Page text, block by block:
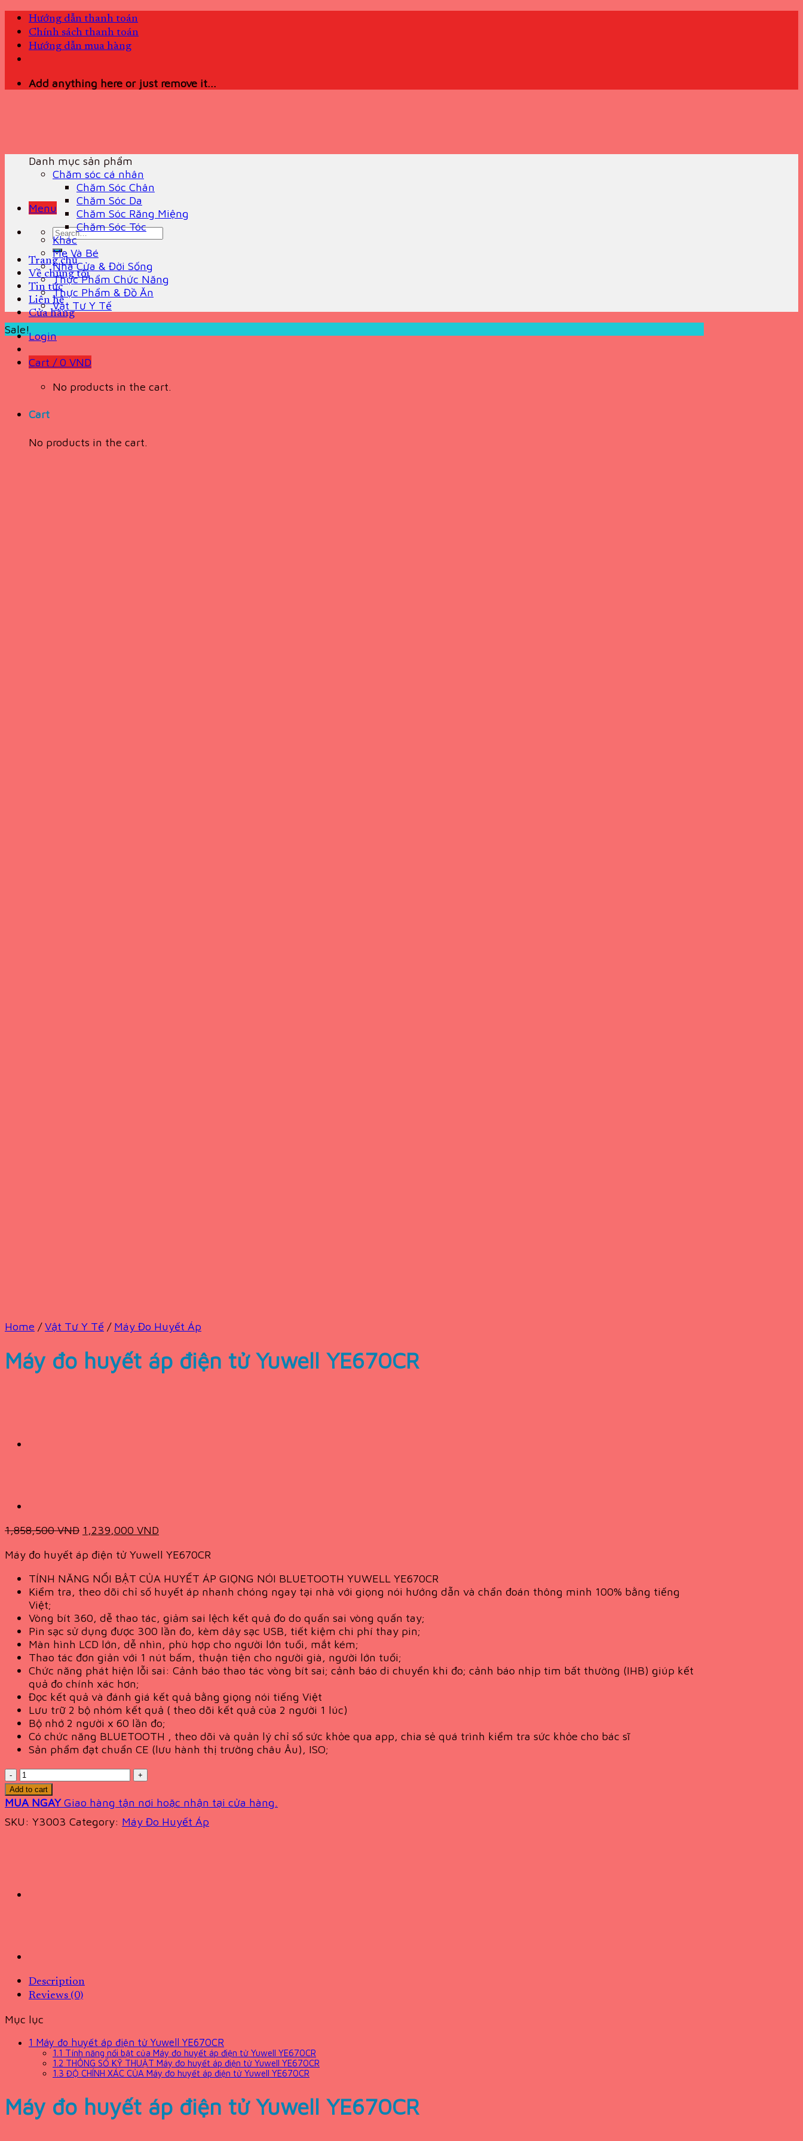
Skip
content
Hướng dẫn thanh toán
Chính sách thanh toán
Hướng dẫn mua hàng
Add anything here or just remove it...
Menu
Search
for:
Trang chủ
Về chúng tôi
Tin tức
Liên hệ
Cửa hàng
Login
Cart /0 VND
No products in the cart.
Cart
No products in the cart.
Danh mục sản phẩm
Chăm sóc cá nhân
Chăm Sóc Chân
Chăm Sóc Da
Chăm Sóc Răng Miệng
Chăm Sóc Tóc
Khác
Mẹ Và Bé
Nhà Cửa & Đời Sống
Thực Phẩm Chức Năng
Thực Phẩm & Đồ Ăn
Vật Tư Y Tế
Sale!
Home / Vật Tư Y Tế / Máy Đo Huyết Áp
Máy đo huyết áp điện tử Yuwell YE670CR
1,858,500VND Original
was:
1,858,500 VND.
1,239,000 VND
is:
1,239,000 VND.
Máy đo huyết áp điện tử Yuwell YE670CR
TÍNH NĂNG NỔI BẬT CỦA HUYẾT ÁP GIỌNG NÓI BLUETOOTH YUWELL YE670CR
Kiểm tra, theo dõi chỉ số huyết áp nhanh chóng ngay tại nhà với giọng nói hướng dẫn và chẩn đoán thông minh 100% bằng tiếng
Việt;
Vòng bít 360, dễ thao tác, giảm sai lệch kết quả đo do quấn sai vòng quấn tay;
Pin sạc sử dụng được 300 lần đo, kèm dây sạc USB, tiết kiệm chi phí thay pin;
Màn hình LCD lớn, dễ nhìn, phù hợp cho người lớn tuổi, mắt kém;
Thao tác đơn giản với 1 nút bấm, thuận tiện cho người già, người lớn tuổi;
Chức năng phát hiện lỗi sai: Cảnh báo thao tác vòng bít sai; cảnh báo di chuyển khi đo; cảnh báo nhịp tim bất thường (IHB) giúp kết
quả đo chính xác hơn;
Đọc kết quả và đánh giá kết quả bằng giọng nói tiếng Việt
Lưu trữ 2 bộ nhóm kết quả ( theo dõi kết quả của 2 người 1 lúc)
Bộ nhớ 2 người x 60 lần đo;
Có chức năng BLUETOOTH , theo dõi và quản lý chỉ số sức khỏe qua app, chia sẻ quá trình kiểm tra sức khỏe cho bác sĩ
Sản phẩm đạt chuẩn CE (lưu hành thị trường châu Âu), ISO;
Quantity
Add to cart
MUA NGAY Giao hàng tận nơi hoặc nhận tại cửa hàng.
SKU: Y3003 Category: Máy Đo Huyết Áp
Description
Reviews (0)
Mục lục
1 Máy đo huyết áp điện tử Yuwell YE670CR
1.1 Tính năng nổi bật của Máy đo huyết áp điện tử Yuwell YE670CR
1.2 THÔNG SỐ KỸ THUẬT Máy đo huyết áp điện tử Yuwell YE670CR
1.3 ĐỘ CHÍNH XÁC CỦA Máy đo huyết áp điện tử Yuwell YE670CR
Máy đo huyết áp điện tử Yuwell YE670CR